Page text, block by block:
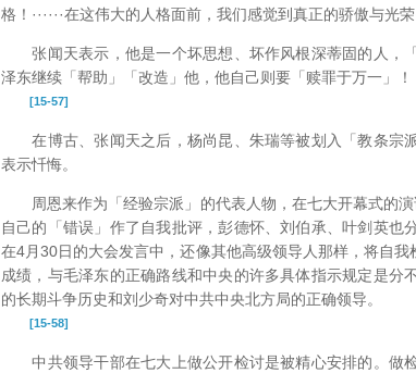
格！······在这伟大的人格面前，我们感觉到真正的骄傲与光
张闻天表示，他是一个坏思想、坏作风根深蒂固的人，
泽东继续「帮助」「改造」他，他自己则要「赎罪于万一」！
[15-57]
在博古、张闻天之后，杨尚昆、朱瑞等被划入「教条宗
表示忏悔。
周恩来作为「经验宗派」的代表人物，在七大开幕式的演
自己的「错误」作了自我批评，彭德怀、刘伯承、叶剑英
在4月30日的大会发言中，还像其他高级领导人那样，将自
成绩，与毛泽东的正确路线和中央的许多具体指示规定是
的长期斗争历史和刘少奇对中共中央北方局的正确领导。
[15-58]
中共领导干部在七大上做公开检讨是被精心安排的。做